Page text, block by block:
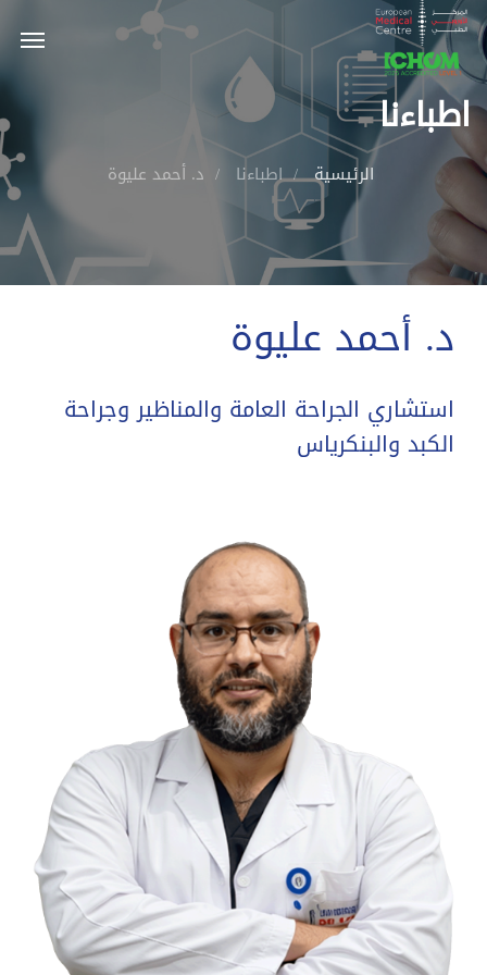
اطباءنا
الرئيسية اطباءنا د. أحمد عليوة
د. أحمد عليوة
استشاري الجراحة العامة والمناظير وجراحة
الكبد والبنكرياس